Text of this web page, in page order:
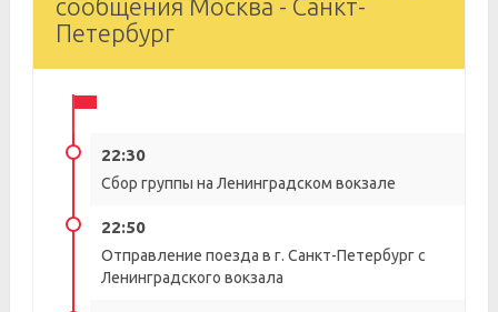
сообщения Москва - Санкт-
Петербург
22:30
Сбор группы на Ленинградском вокзале
22:50
Отправление поезда в г. Санкт-Петербург с
Ленинградского вокзала